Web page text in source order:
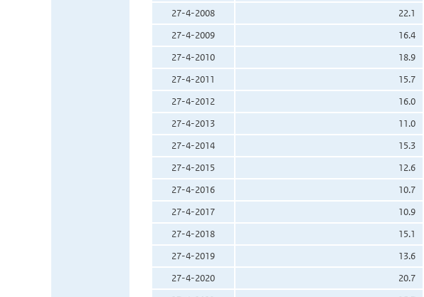
27-4-2008
22.1
27-4-2009
16.4
27-4-2010
18.9
27-4-2011
15.7
27-4-2012
16.0
27-4-2013
11.0
27-4-2014
15.3
27-4-2015
12.6
27-4-2016
10.7
27-4-2017
10.9
27-4-2018
15.1
27-4-2019
13.6
27-4-2020
20.7